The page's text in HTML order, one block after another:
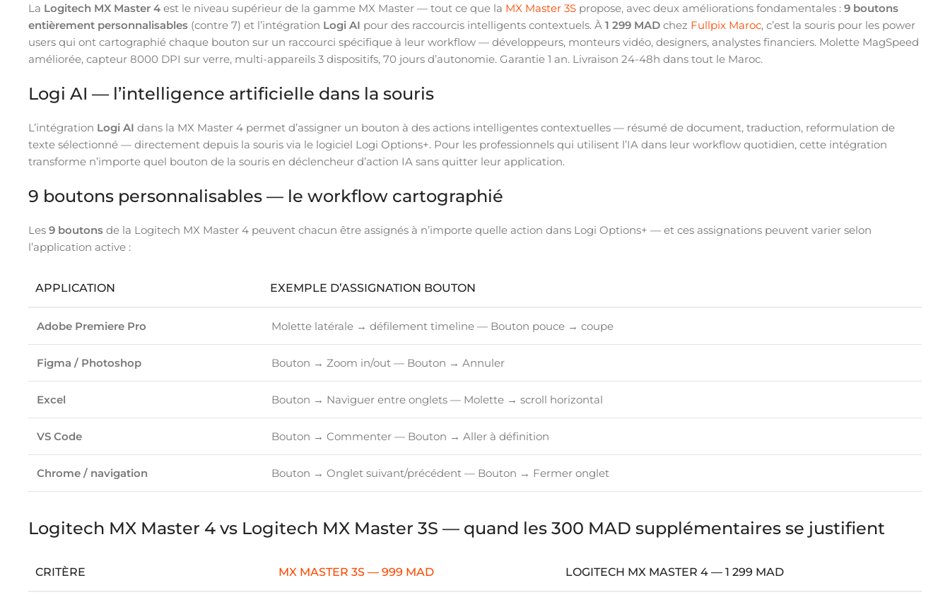
La Logitech MX Master 4 est le niveau supérieur de la gamme MX Master — tout ce que la MX Master 3S propose, avec deux améliorations fondamentales : 9 boutons
entièrement personnalisables (contre 7) et l’intégration Logi AI pour des raccourcis intelligents contextuels. À 1 299 MAD chez Fullpix Maroc, c’est la souris pour les power
users qui ont cartographié chaque bouton sur un raccourci spécifique à leur workflow — développeurs, monteurs vidéo, designers, analystes financiers. Molette MagSpeed
améliorée, capteur 8000 DPI sur verre, multi-appareils 3 dispositifs, 70 jours d’autonomie. Garantie 1 an. Livraison 24-48h dans tout le Maroc.
Logi AI — l’intelligence artificielle dans la souris
L’intégration Logi AI dans la MX Master 4 permet d’assigner un bouton à des actions intelligentes contextuelles — résumé de document, traduction, reformulation de
texte sélectionné — directement depuis la souris via le logiciel Logi Options+. Pour les professionnels qui utilisent l’IA dans leur workflow quotidien, cette intégration
transforme n’importe quel bouton de la souris en déclencheur d’action IA sans quitter leur application.
9 boutons personnalisables — le workflow cartographié
Les 9 boutons de la Logitech MX Master 4 peuvent chacun être assignés à n’importe quelle action dans Logi Options+ — et ces assignations peuvent varier selon
l’application active :
APPLICATION EXEMPLE D’ASSIGNATION BOUTON
Adobe Premiere Pro Molette latérale → défilement timeline — Bouton pouce → coupe
Figma / Photoshop Bouton → Zoom in/out — Bouton → Annuler
Excel Bouton → Naviguer entre onglets — Molette → scroll horizontal
VS Code Bouton → Commenter — Bouton → Aller à définition
Chrome / navigation Bouton → Onglet suivant/précédent — Bouton → Fermer onglet
Logitech MX Master 4 vs Logitech MX Master 3S — quand les 300 MAD supplémentaires se justifient
CRITÈRE MX MASTER 3S — 999 MAD LOGITECH MX MASTER 4 — 1 299 MAD